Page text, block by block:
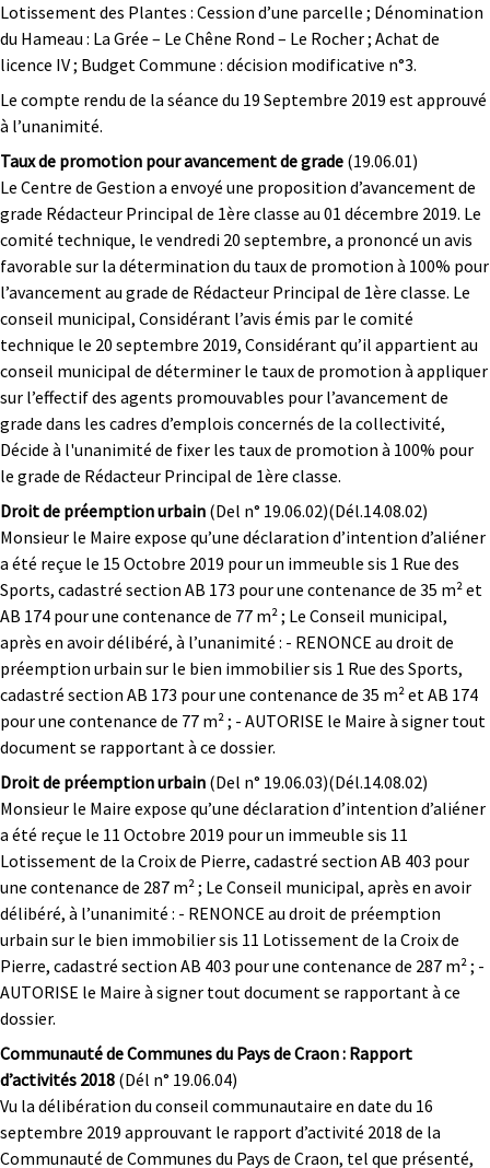
Lotissement des Plantes : Cession d’une parcelle ; Dénomination
du Hameau : La Grée – Le Chêne Rond – Le Rocher ; Achat de
licence IV ; Budget Commune : décision modificative n°3.
Le compte rendu de la séance du 19 Septembre 2019 est approuvé
à l’unanimité.
Taux de promotion pour avancement de grade (19.06.01)
Le Centre de Gestion a envoyé une proposition d’avancement de
grade Rédacteur Principal de 1ère classe au 01 décembre 2019. Le
comité technique, le vendredi 20 septembre, a prononcé un avis
favorable sur la détermination du taux de promotion à 100% pour
l’avancement au grade de Rédacteur Principal de 1ère classe. Le
conseil municipal, Considérant l’avis émis par le comité
technique le 20 septembre 2019, Considérant qu’il appartient au
conseil municipal de déterminer le taux de promotion à appliquer
sur l’effectif des agents promouvables pour l’avancement de
grade dans les cadres d’emplois concernés de la collectivité,
Décide à l'unanimité de fixer les taux de promotion à 100% pour
le grade de Rédacteur Principal de 1ère classe.
Droit de préemption urbain (Del n° 19.06.02)(Dél.14.08.02)
Monsieur le Maire expose qu’une déclaration d’intention d’aliéner
a été reçue le 15 Octobre 2019 pour un immeuble sis 1 Rue des
Sports, cadastré section AB 173 pour une contenance de 35 m² et
AB 174 pour une contenance de 77 m² ; Le Conseil municipal,
après en avoir délibéré, à l’unanimité : - RENONCE au droit de
préemption urbain sur le bien immobilier sis 1 Rue des Sports,
cadastré section AB 173 pour une contenance de 35 m² et AB 174
pour une contenance de 77 m² ; - AUTORISE le Maire à signer tout
document se rapportant à ce dossier.
Droit de préemption urbain (Del n° 19.06.03)(Dél.14.08.02)
Monsieur le Maire expose qu’une déclaration d’intention d’aliéner
a été reçue le 11 Octobre 2019 pour un immeuble sis 11
Lotissement de la Croix de Pierre, cadastré section AB 403 pour
une contenance de 287 m² ; Le Conseil municipal, après en avoir
délibéré, à l’unanimité : - RENONCE au droit de préemption
urbain sur le bien immobilier sis 11 Lotissement de la Croix de
Pierre, cadastré section AB 403 pour une contenance de 287 m² ; -
AUTORISE le Maire à signer tout document se rapportant à ce
dossier.
Communauté de Communes du Pays de Craon : Rapport
d’activités 2018 (Dél n° 19.06.04)
Vu la délibération du conseil communautaire en date du 16
septembre 2019 approuvant le rapport d’activité 2018 de la
Communauté de Communes du Pays de Craon, tel que présenté,